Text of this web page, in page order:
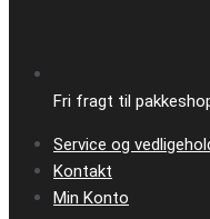
Fri fragt til
Service og
Kontakt
Min Konto